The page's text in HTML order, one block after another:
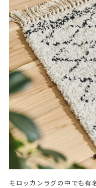
モロッカンラグの中でも有